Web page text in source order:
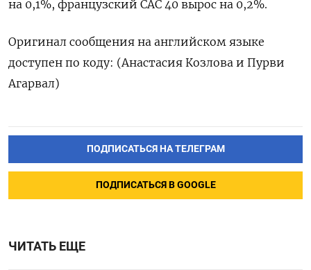
на 0,1%, французский CAC 40 вырос на 0,2%.
Оригинал сообщения на английском языке
доступен по коду: (Анастасия Козлова и Пурви
Агарвал)
ПОДПИСАТЬСЯ НА ТЕЛЕГРАМ
ПОДПИСАТЬСЯ В GOOGLE
ЧИТАТЬ ЕЩЕ